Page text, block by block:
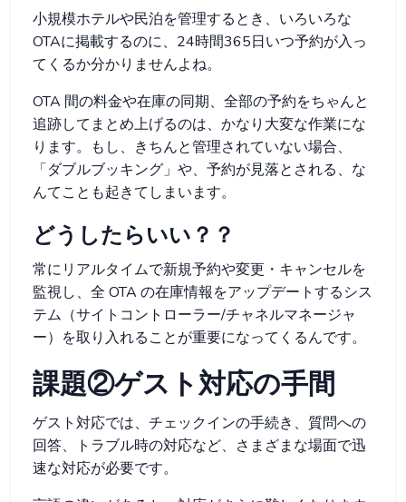
小規模ホテルや民泊を管理するとき、いろいろな
OTAに掲載するのに、24時間365日いつ予約が入っ
てくるか分かりませんよね。
OTA 間の料金や在庫の同期、全部の予約をちゃんと
追跡してまとめ上げるのは、かなり大変な作業にな
ります。もし、きちんと管理されていない場合、
「ダブルブッキング」や、予約が見落とされる、な
んてことも起きてしまいます。
どうしたらいい？？
常にリアルタイムで新規予約や変更・キャンセルを
監視し、全 OTA の在庫情報をアップデートするシス
テム（サイトコントローラー/チャネルマネージャ
ー）を取り入れることが重要になってくるんです。
課題②ゲスト対応の手間
ゲスト対応では、チェックインの手続き、質問への
回答、トラブル時の対応など、さまざまな場面で迅
速な対応が必要です。